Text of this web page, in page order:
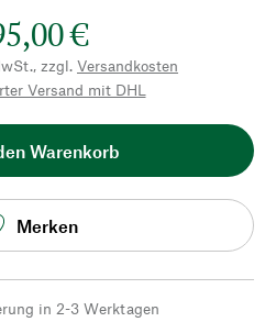
€
zzgl. Versandkosten
Versand mit DHL
Warenkorb
Merken
in 2-3 Werktagen